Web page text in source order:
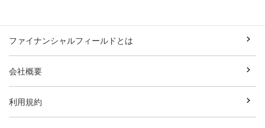
ファイナンシャルフィールドとは
会社概要
利用規約